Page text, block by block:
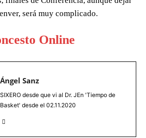
será muy complicado.
Online
Ángel Sanz
SIXERO desde que vi al Dr. JEn 'Tiempo de
Basket' desde el 02.11.2020